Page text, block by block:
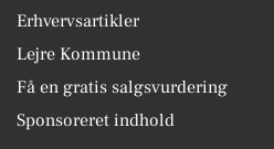
Erhvervsartikler
Lejre Kommune
Få en gratis salgsvurdering
Sponsoreret indhold